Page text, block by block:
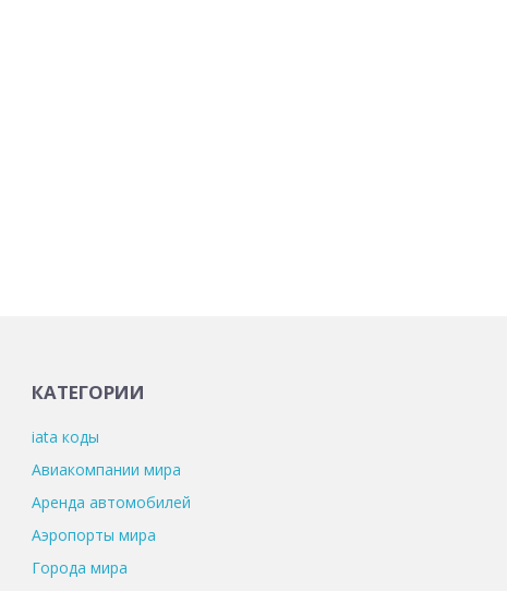
КАТЕГОРИИ
iata коды
Авиакомпании мира
Аренда автомобилей
Аэропорты мира
Города мира